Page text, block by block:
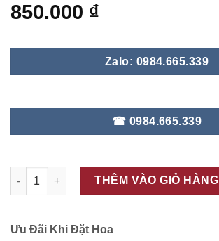
850.000 ₫
Zalo: 0984.665.339
☎ 0984.665.339
ĐC - B118 số lượng
THÊM VÀO GIỎ HÀNG
Ưu Đãi Khi Đặt Hoa